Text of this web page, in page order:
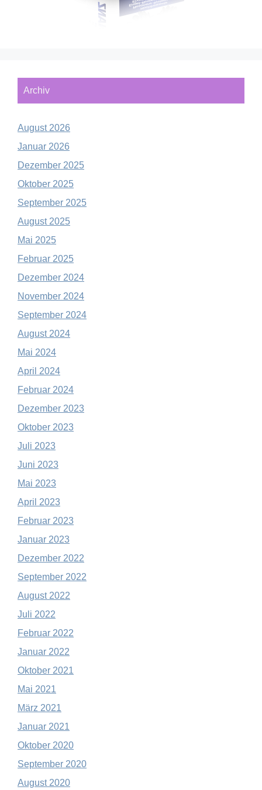
Archiv
August 2026
Januar 2026
Dezember 2025
Oktober 2025
September 2025
August 2025
Mai 2025
Februar 2025
Dezember 2024
November 2024
September 2024
August 2024
Mai 2024
April 2024
Februar 2024
Dezember 2023
Oktober 2023
Juli 2023
Juni 2023
Mai 2023
April 2023
Februar 2023
Januar 2023
Dezember 2022
September 2022
August 2022
Juli 2022
Februar 2022
Januar 2022
Oktober 2021
Mai 2021
März 2021
Januar 2021
Oktober 2020
September 2020
August 2020